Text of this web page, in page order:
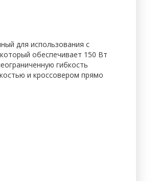
для использования с
обеспечивает 150 Вт
гибкость
и кроссовером прямо